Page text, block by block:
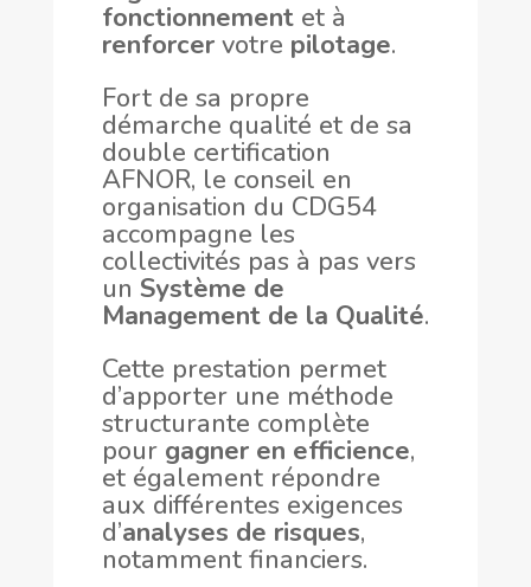
fonctionnementet à
renforcervotre pilotage.
Fort de sa propre
démarche qualité et de sa
double certification
AFNOR, le conseil en
organisation du CDG54
accompagne les
collectivités pas à pas vers
un Système de
Management de la Qualité.
Cette prestation permet
d’apporter une méthode
structurante complète
pour gagner en efficience,
et également répondre
aux différentes exigences
d’analyses de risques,
notamment financiers.